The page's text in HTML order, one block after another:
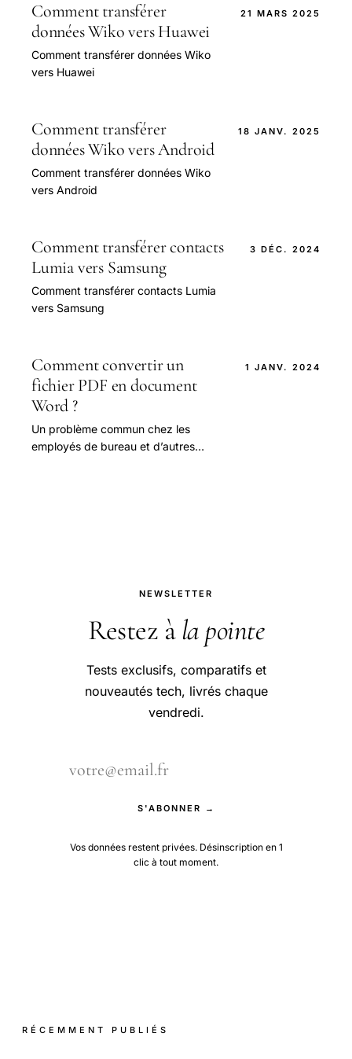
Comment transférer
données Wiko vers Huawei
Comment transférer données Wiko
vers Huawei
21 MARS 2025
Comment transférer
données Wiko vers Android
Comment transférer données Wiko
vers Android
18 JANV. 2025
Comment transférer contacts
Lumia vers Samsung
Comment transférer contacts Lumia
vers Samsung
3 DÉC. 2024
Comment convertir un
fichier PDF en document
Word ?
Un problème commun chez les
employés de bureau et d’autres
1 JANV. 2024
NEWSLETTER
Restez à la pointe
Tests exclusifs, comparatifs et
nouveautés tech, livrés chaque
vendredi.
S'ABONNER →
Vos données restent privées. Désinscription en 1
clic à tout moment.
RÉCEMMENT PUBLIÉS